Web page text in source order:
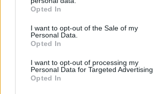
Opted In
I want to opt-out of the Sale of my
Personal Data.
Opted In
I want to opt-out of processing my
Personal Data for Targeted Advertising.
Opted In